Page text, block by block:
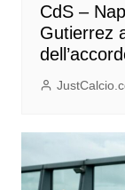
CdS –
Gutierrez